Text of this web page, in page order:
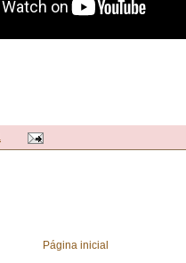
Página inicial